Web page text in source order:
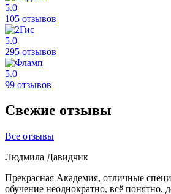
5.0
105 отзывов
5.0
295 отзывов
5.0
99 отзывов
Свежие отзывы
Все отзывы
Людмила Давидчик
Прекрасная Академия, отличные
обучение неоднократно, всё понятно,